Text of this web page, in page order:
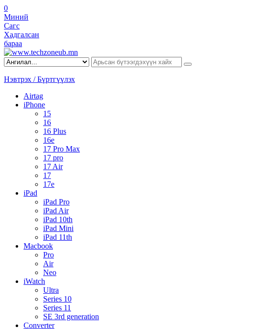
0
Миний
Сагс
Хадгалсан
бараа
Нэвтрэх / Бүртгүүлэх
Airtag
iPhone
15
16
16 Plus
16e
17 Pro Max
17 pro
17 Air
17
17e
iPad
iPad Pro
iPad Air
iPad 10th
iPad Mini
iPad 11th
Macbook
Pro
Air
Neo
iWatch
Ultra
Series 10
Series 11
SE 3rd generation
Converter